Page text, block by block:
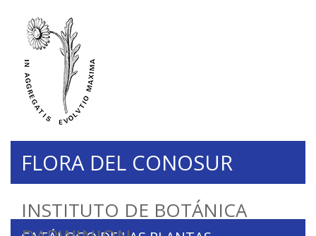
INSTITUTO DE BOTÁNICA
FLORA DEL CONOSUR